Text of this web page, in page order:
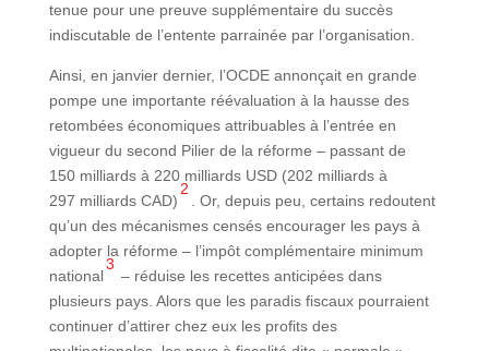
tenue pour une preuve supplémentaire du succès
indiscutable de l’entente parrainée par l’organisation.
Ainsi, en janvier dernier, l’OCDE annonçait en grande
pompe une importante réévaluation à la hausse des
retombées économiques attribuables à l’entrée en
vigueur du second Pilier de la réforme – passant de
150 milliards à 220 milliards USD (202 milliards à
297 milliards CAD)
2
. Or, depuis peu, certains redoutent
qu’un des mécanismes censés encourager les pays à
adopter la réforme – l’impôt complémentaire minimum
national
3
– réduise les recettes anticipées dans
plusieurs pays. Alors que les paradis fiscaux pourraient
continuer d’attirer chez eux les profits des